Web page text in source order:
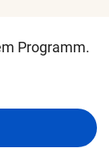
Programm.